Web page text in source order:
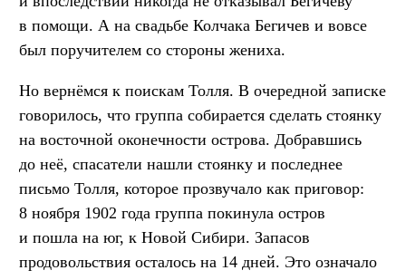
в помощи. А на свадьбе Колчака Бегичев и вовсе
был поручителем со стороны жениха.
Но вернёмся к поискам Толля. В очередной записке
говорилось, что группа собирается сделать стоянку
на восточной оконечности острова. Добравшись
до неё, спасатели нашли стоянку и последнее
письмо Толля, которое прозвучало как приговор:
8 ноября 1902 года группа покинула остров
и пошла на юг, к Новой Сибири. Запасов
продовольствия осталось на 14 дней. Это означало